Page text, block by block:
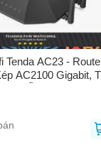
Tenda AC23 -
AC2100 Gigabit,
7 Ống Anten 6dbi,
Bị